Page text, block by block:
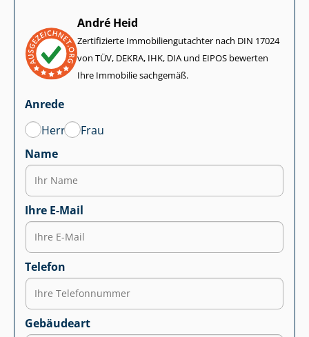
André Heid
Zertifizierte Im­mo­bi­li­en­gut­ach­ter nach DIN 17024
von TÜV, DEKRA, IHK, DIA und EIPOS bewerten
Ihre Immobilie sachgemäß.
Anrede
Herr
Frau
Name
Ihre E-Mail
Telefon
Gebäudeart